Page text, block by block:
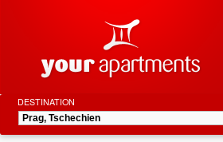
DESTINATION